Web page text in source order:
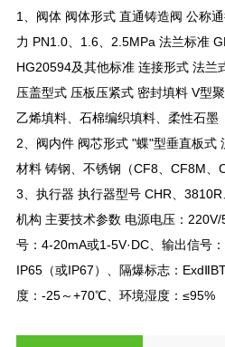
1、阀体 阀体形式 直通铸造阀 公称
力 PN1.0、1.6、2.5MPa 法兰标准
HG20594及其他标准 连接形式 法兰
压盖型式 压板压紧式 密封填料 V型
乙烯填料、石棉编织填料、柔性石墨
2、阀内件 阀芯形式 "蝶"型垂直板式
材料 铸钢、不锈钢（CF8、CF8M、
3、执行器 执行器型号 CHR、
机构 主要技术参数 电源电压：
号：4-20mA或1-5V·DC、输出信号
IP65（或IP67）、隔爆标志：
度：-25～+70℃、环境湿度：≤95%